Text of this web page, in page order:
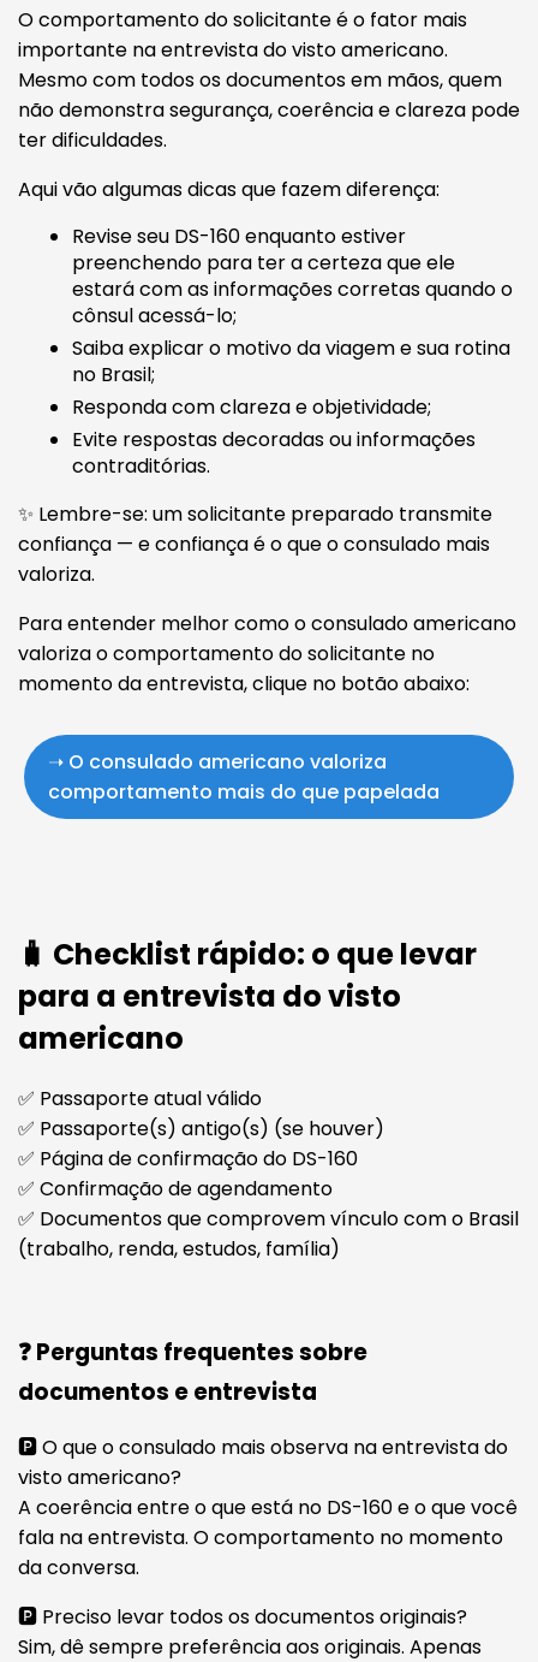
O comportamento do solicitante é o fator mais
importante na entrevista do visto americano.
Mesmo com todos os documentos em mãos, quem
não demonstra segurança, coerência e clareza pode
ter dificuldades.
Aqui vão algumas dicas que fazem diferença:
Revise seu DS-160 enquanto estiver
preenchendo para ter a certeza que ele
estará com as informações corretas quando o
cônsul acessá-lo;
Saiba explicar o motivo da viagem e sua rotina
no Brasil;
Responda com clareza e objetividade;
Evite respostas decoradas ou informações
contraditórias.
✨ Lembre-se: um solicitante preparado transmite
confiança — e confiança é o que o consulado mais
valoriza.
Para entender melhor como o consulado americano
valoriza o comportamento do solicitante no
momento da entrevista, clique no botão abaixo:
➝ O consulado americano valoriza
comportamento mais do que papelada
🧳 Checklist rápido: o que levar
para a entrevista do visto
americano
✅ Passaporte atual válido
✅ Passaporte(s) antigo(s) (se houver)
✅ Página de confirmação do DS-160
✅ Confirmação de agendamento
✅ Documentos que comprovem vínculo com o Brasil
(trabalho, renda, estudos, família)
❓ Perguntas frequentes sobre
documentos e entrevista
🅿️ O que o consulado mais observa na entrevista do
visto americano?
A coerência entre o que está no DS-160 e o que você
fala na entrevista. O comportamento no momento
da conversa.
🅿️ Preciso levar todos os documentos originais?
Sim, dê sempre preferência aos originais. Apenas